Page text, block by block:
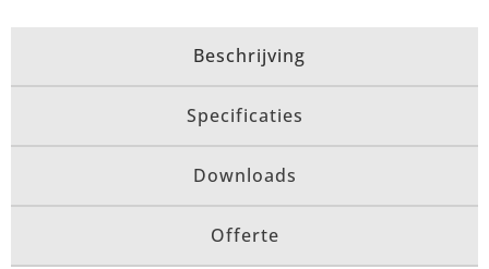
Beschrijving
Specificaties
Downloads
Offerte